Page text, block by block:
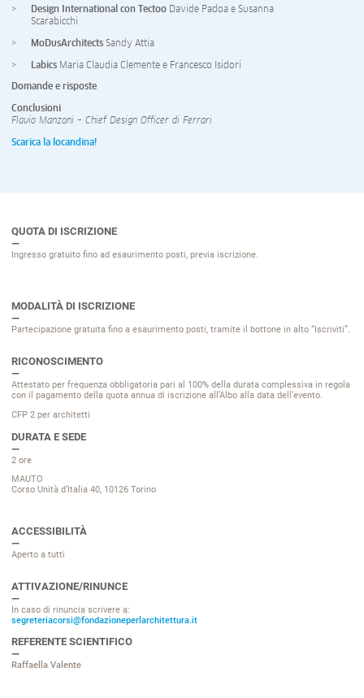
Design International con TectooDavide Padoa e Susanna
Scarabicchi
MoDusArchitectsSandy Attia
LabicsMaria Claudia Clemente e Francesco Isidori
Domande e risposte
Conclusioni
Flavio Manzoni – Chief Design Officer di Ferrari
Scarica la locandina!
QUOTA DI ISCRIZIONE
Ingresso gratuito fino ad esaurimento posti, previa iscrizione.
MODALITÀ DI ISCRIZIONE
Partecipazione gratuita fino a esaurimento posti, tramite il bottone in alto “Iscriviti”.
RICONOSCIMENTO
Attestato per frequenza obbligatoria pari al 100% della durata complessiva in regola
con il pagamento della quota annua di iscrizione all’Albo alla data dell’evento.
CFP 2 per architetti
DURATA E SEDE
2 ore
MAUTO
Corso Unità d’Italia 40, 10126 Torino
ACCESSIBILITÀ
Aperto a tutti
ATTIVAZIONE/RINUNCE
In caso di rinuncia scrivere a:
segreteriacorsi@fondazioneperlarchitettura.it
REFERENTE SCIENTIFICO
Raffaella Valente